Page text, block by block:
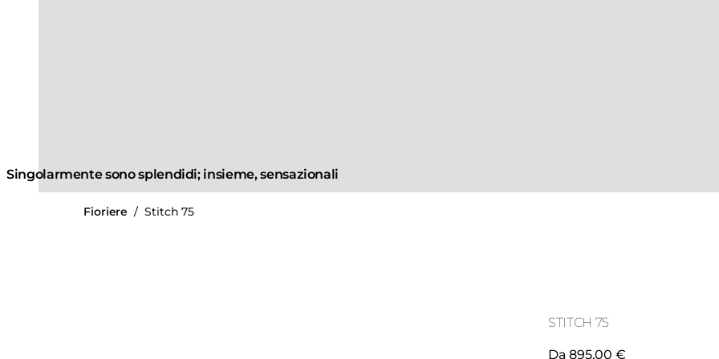
Singolarmente sono splendidi; insieme, sensazionali
Fioriere / Stitch 75
STITCH 75
Da 895,00 €